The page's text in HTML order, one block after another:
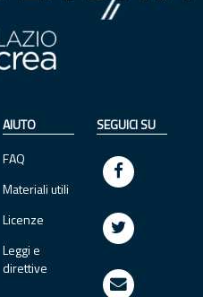
AIUTO
FAQ
Materiali utili
Licenze
Leggi e
direttive
SEGUICI SU